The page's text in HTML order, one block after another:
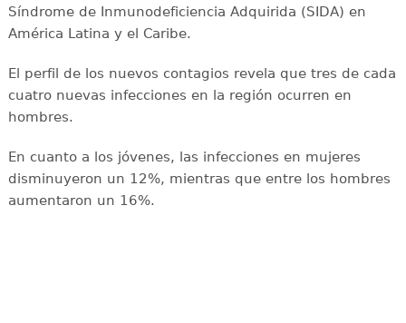
Síndrome de Inmunodeficiencia Adquirida (SIDA) en
América Latina y el Caribe.
El perfil de los nuevos contagios revela que tres de cada
cuatro nuevas infecciones en la región ocurren en
hombres.
En cuanto a los jóvenes, las infecciones en mujeres
disminuyeron un 12%, mientras que entre los hombres
aumentaron un 16%.